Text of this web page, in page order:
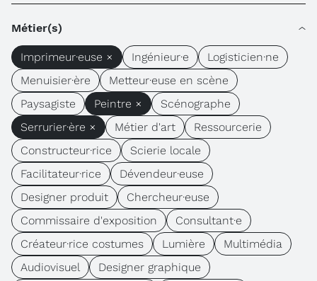
Métier(s)
Imprimeur·euse × Ingénieur·e
Logisticien·ne
Menuisier·ère
Metteur·euse en scène
Paysagiste
Peintre ×
Scénographe
Serrurier·ère ×
Métier d'art
Ressourcerie
Constructeur·rice
Scierie locale
Facilitateur·rice
Dévendeur·euse
Designer produit
Chercheur·euse
Commissaire d'exposition
Consultant·e
Créateur·rice costumes
Lumière
Multimédia
Audiovisuel
Designer graphique